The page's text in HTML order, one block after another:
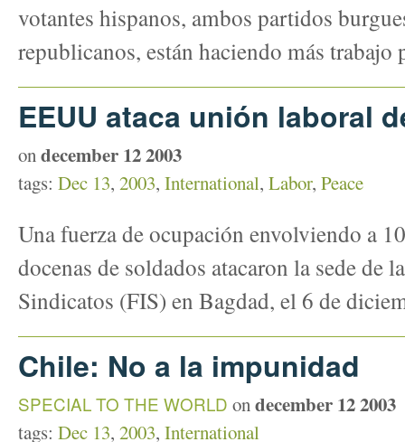
votantes hispanos, ambos partidos
republicanos, están haciendo más trabajo
EEUU ataca unión laboral
ondecember 12 2003
tags: Dec 13, 2003, International, Labor, Peace
Una fuerza de ocupación envolviendo a
docenas de soldados atacaron la sede de
Sindicatos (FIS) en Bagdad, el 6 de
Chile: No a la impunidad
SPECIAL TO THE WORLD ondecember 12 2003
tags: Dec 13, 2003, International